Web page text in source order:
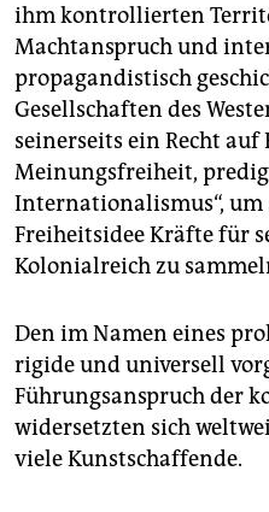
ihm kontrollierten
Machtanspruch und
propagandistisch
Gesellschaften des
seinerseits ein Recht auf
Meinungsfreiheit,
Interna­tio­nalismus“,
Freiheitsidee Kräfte für
Kolonialreich zu
Den im Namen eines
rigide und universell
Führungsanspruch der
widersetzten sich
viele Kunstschaffende.